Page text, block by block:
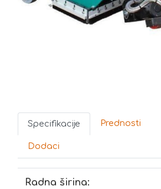
Specifikacije Prednosti
Dodaci
Radna širina: